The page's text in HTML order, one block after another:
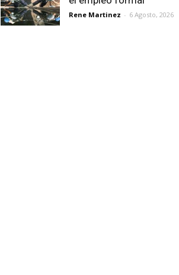
Rene Martinez - 6 Agosto, 2026